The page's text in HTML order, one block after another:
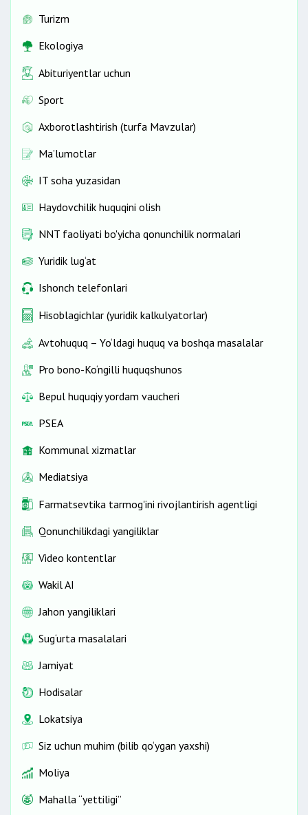
Turizm
Ekologiya
Abituriyentlar uchun
Sport
Axborotlashtirish (turfa Mavzular)
Ma’lumotlar
IT soha yuzasidan
Haydovchilik huquqini olish
NNT faoliyati bo'yicha qonunchilik normalari
Yuridik lug‘at
Ishonch telefonlari
Hisoblagichlar (yuridik kalkulyatorlar)
Avtohuquq – Yo‘ldagi huquq va boshqa masalalar
Pro bono-Ko‘ngilli huquqshunos
Bepul huquqiy yordam vaucheri
PSEA
Kommunal xizmatlar
Mediatsiya
Farmatsevtika tarmog'ini rivojlantirish agentligi
Qonunchilikdagi yangiliklar
Video kontentlar
Wakil AI
Jahon yangiliklari
Sug‘urta masalalari
Jamiyat
Hodisalar
Lokatsiya
Siz uchun muhim (bilib qo‘ygan yaxshi)
Moliya
Mahalla “yettiligi”